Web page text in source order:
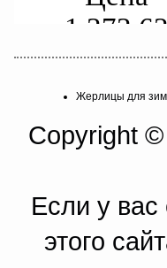
Жерлицы для
Copyright
Если у вас
этого